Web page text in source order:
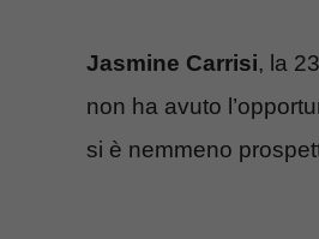
Jasmine Carrisi, la
non ha avuto
si è nemmeno